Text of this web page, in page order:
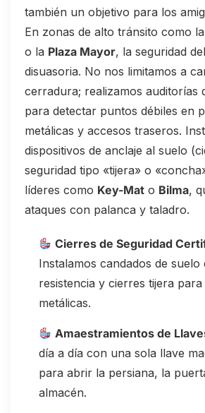
también un objetivo para los
En zonas de alto tránsito como la
o la Plaza Mayor, la seguridad
disuasoria. No nos limitamos a
cerradura; realizamos auditorías
para detectar puntos débiles en
metálicas y accesos traseros.
dispositivos de anclaje al suelo
seguridad tipo «tijera» o
líderes como Key-Mat o Bilma,
ataques con palanca y taladro.
Cierres de Seguridad
Instalamos candados de suelo
resistencia y cierres tijera para
metálicas.
Amaestramientos de
día a día con una sola llave
para abrir la persiana, la
almacén.